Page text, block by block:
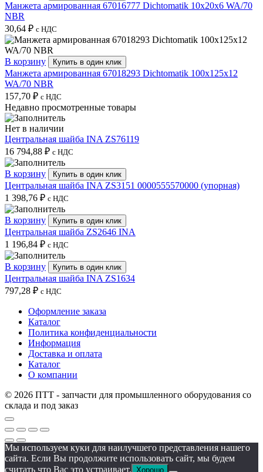
Манжета армированная 67016777 Dichtomatik 10x20x6 WA/70
NBR
30,64 ₽ с НДС
В корзину Купить в один клик
Манжета армированная 67018293 Dichtomatik 100x125x12
WA/70 NBR
157,70 ₽ с НДС
Недавно просмотренные товары
Нет в наличии
Центральная шайба INA ZS76119
16 794,88 ₽ с НДС
В корзину Купить в один клик
Центральная шайба INA ZS3151 0000555570000 (упорная)
1 398,76 ₽ с НДС
В корзину Купить в один клик
Центральная шайба ZS2646 INA
1 196,84 ₽ с НДС
В корзину Купить в один клик
Центральная шайба INA ZS1634
797,28 ₽ с НДС
Оформление заказа
Каталог
Политика конфиденциальности
Информация
Доставка и оплата
Каталог
О компании
© 2026 ПТТ - запчасти для промышленного оборудования со
склада и под заказ
Мы используем куки для наилучшего представления нашего
сайта. Если Вы продолжите использовать сайт, мы будем
считать что Вас это устраивает. Хорошо